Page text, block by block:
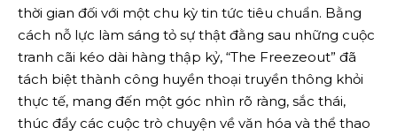
thời gian đối với một chu kỳ tin tức tiêu chuẩn. Bằng
cách nỗ lực làm sáng tỏ sự thật đằng sau những cuộc
tranh cãi kéo dài hàng thập kỷ, “The Freezeout” đã
tách biệt thành công huyền thoại truyền thông khỏi
thực tế, mang đến một góc nhìn rõ ràng, sắc thái,
thúc đẩy các cuộc trò chuyện về văn hóa và thể thao